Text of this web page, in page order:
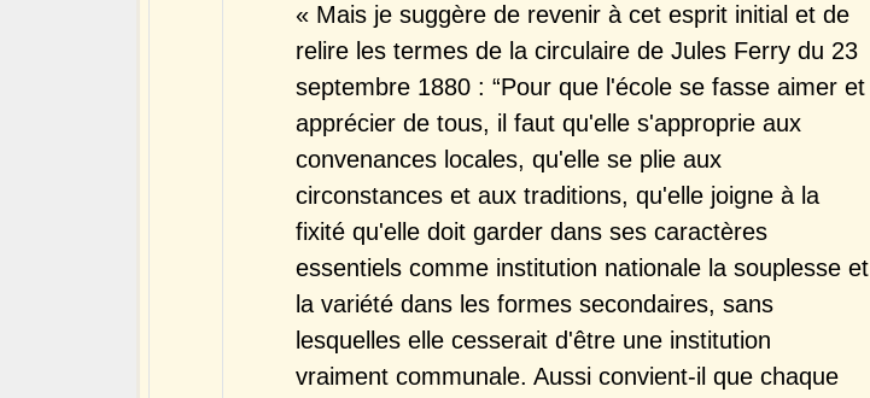
« Mais je suggère de revenir à cet esprit initial et de
relire les termes de la circulaire de Jules Ferry du 23
septembre 1880 : “Pour que l'école se fasse aimer et
apprécier de tous, il faut qu'elle s'approprie aux
convenances locales, qu'elle se plie aux
circonstances et aux traditions, qu'elle joigne à la
fixité qu'elle doit garder dans ses caractères
essentiels comme institution nationale la souplesse et
la variété dans les formes secondaires, sans
lesquelles elle cesserait d'être une institution
vraiment communale. Aussi convient-il que chaque